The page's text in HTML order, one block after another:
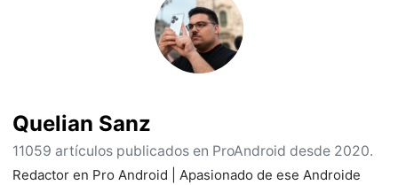
Quelian Sanz
11059 artículos publicados en ProAndroid desde 2020.
Redactor en Pro Android | Apasionado de ese Androide